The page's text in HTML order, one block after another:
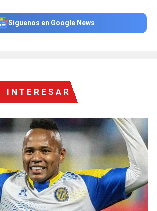
Síguenos en Google News
INTERESAR